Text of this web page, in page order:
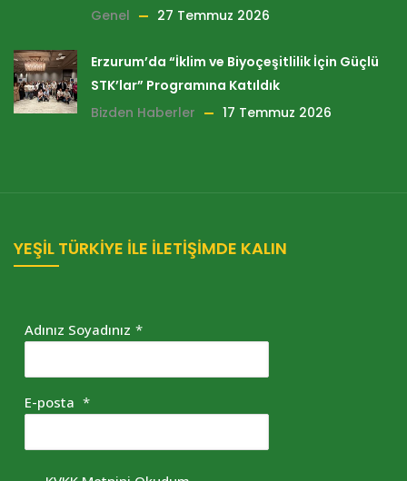
Genel
27 Temmuz 2026
Erzurum’da “İklim ve Biyoçeşitlilik İçin Güçlü
STK’lar” Programına Katıldık
Bizden Haberler
17 Temmuz 2026
YEŞİL TÜRKİYE İLE İLETİŞİMDE KALIN
Adınız Soyadınız *
E-posta *